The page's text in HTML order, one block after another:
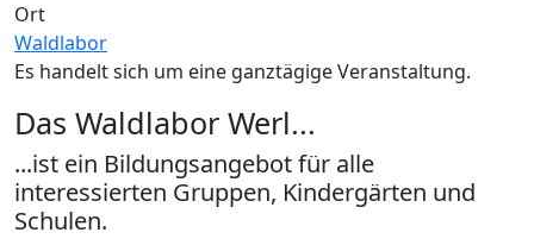
Ort
Waldlabor
Es handelt sich um eine ganztägige Veranstaltung.
Das Waldlabor Werl...
...ist ein Bildungsangebot für alle
interessierten Gruppen, Kindergärten und
Schulen.